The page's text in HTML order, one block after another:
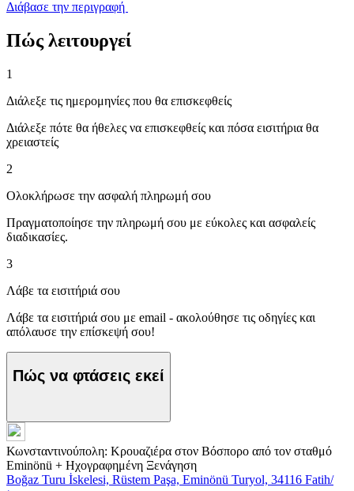
Διάβασε την περιγραφή
Πώς λειτουργεί
1
Διάλεξε τις ημερομηνίες που θα επισκεφθείς
Διάλεξε πότε θα ήθελες να επισκεφθείς και πόσα εισιτήρια θα
χρειαστείς
2
Ολοκλήρωσε την ασφαλή πληρωμή σου
Πραγματοποίησε την πληρωμή σου με εύκολες και ασφαλείς
διαδικασίες.
3
Λάβε τα εισιτήριά σου
Λάβε τα εισιτήριά σου με email - ακολούθησε τις οδηγίες και
απόλαυσε την επίσκεψή σου!
Πώς να φτάσεις εκεί
Κωνσταντινούπολη: Κρουαζιέρα στον Βόσπορο από τον σταθμό
Eminönü + Ηχογραφημένη Ξενάγηση
Boğaz Turu İskelesi, Rüstem Paşa, Eminönü Turyol, 34116 Fatih/